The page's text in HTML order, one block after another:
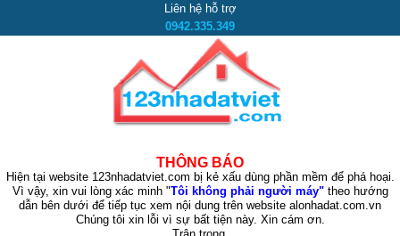
Liên hệ hỗ trợ
0942.335.349
THÔNG BÁO
Hiện tại website 123nhadatviet.com bị kẻ xấu dùng phần mềm để phá hoại.
Vì vậy, xin vui lòng xác minh "Tôi không phải người máy"theo hướng
dẫn bên dưới để tiếp tục xem nội dung trên website alonhadat.com.vn
Chúng tôi xin lỗi vì sự bất tiện này. Xin cám ơn.